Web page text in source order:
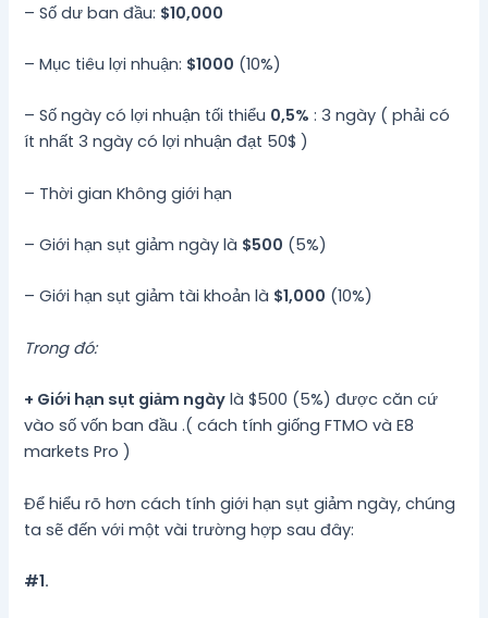
– Số dư ban đầu: $10,000
– Mục tiêu lợi nhuận: $1000 (10%)
– Số ngày có lợi nhuận tối thiểu 0,5% : 3 ngày ( phải có
ít nhất 3 ngày có lợi nhuận đạt 50$ )
– Thời gian Không giới hạn
– Giới hạn sụt giảm ngày là $500 (5%)
– Giới hạn sụt giảm tài khoản là $1,000 (10%)
Trong đó:
+ Giới hạn sụt giảm ngày là $500 (5%) được căn cứ
vào số vốn ban đầu .( cách tính giống FTMO và E8
markets Pro )
Để hiểu rõ hơn cách tính giới hạn sụt giảm ngày, chúng
ta sẽ đến với một vài trường hợp sau đây:
#1.